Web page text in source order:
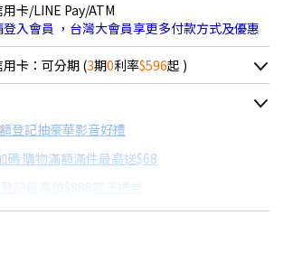
用卡/LINE Pay/ATM
登入會員 ，台灣大會員享更多付款方式及優惠
用卡：可分期 (3期0利率$596起 )
利率，請以購物車顯示為主
每期金額 配合銀行/業者
登記抽豪華影音好禮
碼 購物滿額滿件最高送$68
記最高領$888電子禮券
Possible聯名卡滿額最高回饋25%